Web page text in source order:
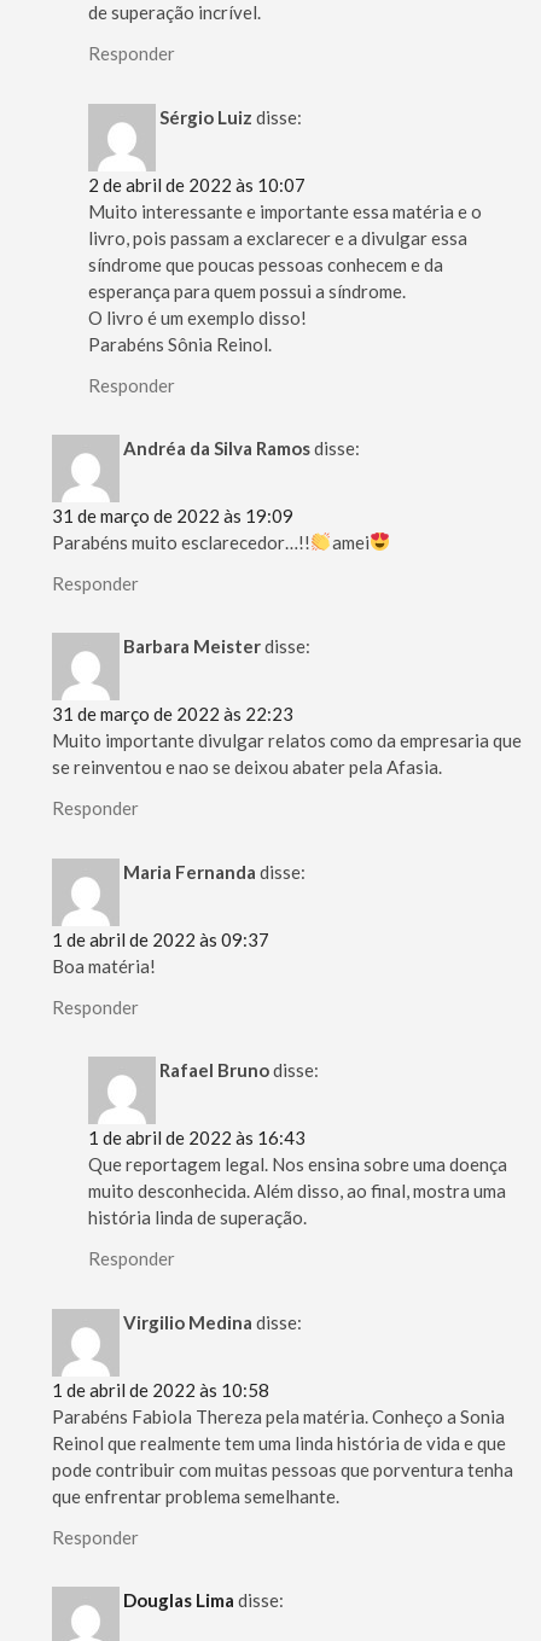
de superação incrível.
Responder
Sérgio Luiz disse:
2 de abril de 2022 às 10:07
Muito interessante e importante essa matéria e o
livro, pois passam a exclarecer e a divulgar essa
síndrome que poucas pessoas conhecem e da
esperança para quem possui a síndrome.
O livro é um exemplo disso!
Parabéns Sônia Reinol.
Responder
Andréa da Silva Ramosdisse:
31 de março de 2022 às 19:09
Parabéns muito esclarecedor…!!
amei
Responder
Barbara Meisterdisse:
31 de março de 2022 às 22:23
Muito importante divulgar relatos como da empresaria que
se reinventou e nao se deixou abater pela Afasia.
Responder
Maria Fernanda disse:
1 de abril de 2022 às 09:37
Boa matéria!
Responder
Rafael Brunodisse:
1 de abril de 2022 às 16:43
Que reportagem legal. Nos ensina sobre uma doença
muito desconhecida. Além disso, ao final, mostra uma
história linda de superação.
Responder
Virgilio Medina disse:
1 de abril de 2022 às 10:58
Parabéns Fabiola Thereza pela matéria. Conheço a Sonia
Reinol que realmente tem uma linda história de vida e que
pode contribuir com muitas pessoas que porventura tenha
que enfrentar problema semelhante.
Responder
Douglas Lima disse: